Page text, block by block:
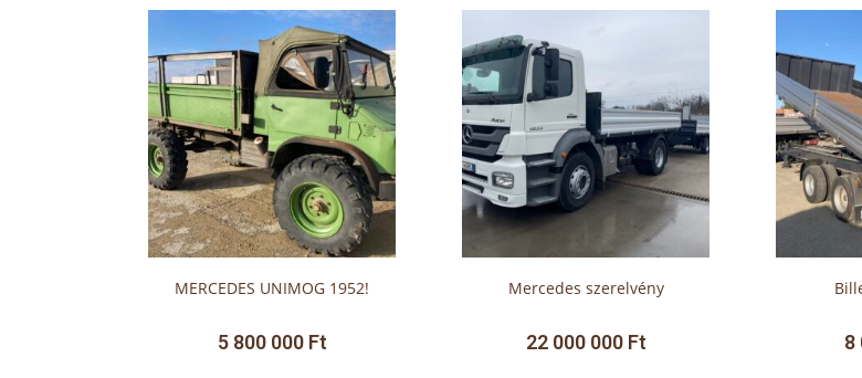
MERCEDES UNIMOG 1952!
5 800 000 Ft
Mercedes szerelvény
22 000 000 Ft 8